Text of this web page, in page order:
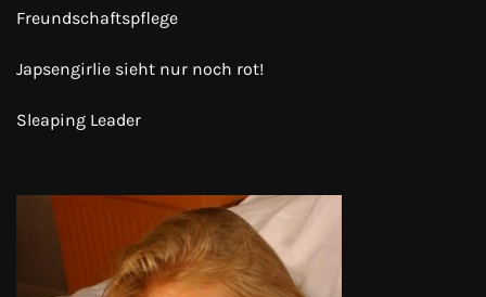
Freundschaftspflege
Japsengirlie sieht nur noch rot!
Sleaping Leader